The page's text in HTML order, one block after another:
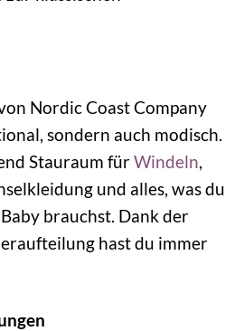
Nordic Coast Company
sondern auch modisch.
Stauraum fürWindeln,
und alles, was du
brauchst. Dank der
hast du immer